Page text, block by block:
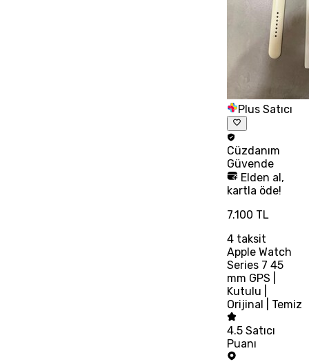
Plus Satıcı
Cüzdanım
Güvende
Elden al,
kartla öde!
7.100 TL
4 taksit
Apple Watch
Series 7 45
mm GPS |
Kutulu |
Orijinal | Temiz
4.5 Satıcı
Puanı